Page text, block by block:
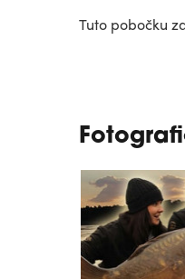
Tuto pobočku